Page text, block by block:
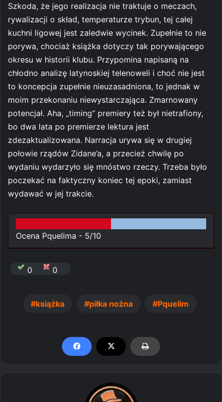
Szkoda, że jego realizacja nie traktuje o meczach,
rywalizacji o skład, temperaturze trybun, tej całej
kuchni ligowej jest zaledwie wycinek. Zupełnie to nie
porywa, chociaż książka dotyczy tak porywającego
okresu w historii klubu. Przypomina napisaną na
chłodno analizę latynoskiej telenoweli i choć nie jest
to koncepcja zupełnie nieuzasadniona, to jednak w
moim przekonaniu niewystarczająca. Zmarnowany
potencjał. Aha, „timing” premiery też był nietrafiony,
bo dwa lata po premierze lektura jest
zdezaktualizowana. Narracja urywa się w drugiej
połowie rządów Zidane’a, a przecież chwilę po
wydaniu wydarzyło się mnóstwo rzeczy. Trzeba było
poczekać na faktyczny koniec tej epoki, zamiast
wydawać w jej trakcie.
Ocena Pquelima - 5/10
0 0
książka piłka nożna Pquelim